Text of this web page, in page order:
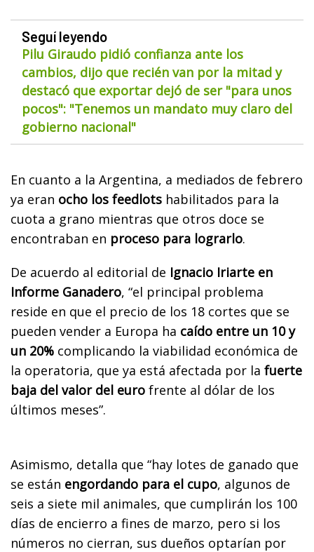
Seguí leyendo
Pilu Giraudo pidió confianza ante los
cambios, dijo que recién van por la mitad y
destacó que exportar dejó de ser "para unos
pocos": "Tenemos un mandato muy claro del
gobierno nacional"
En cuanto a la Argentina, a mediados de febrero
ya eran ocho los feedlots habilitados para la
cuota a grano mientras que otros doce se
encontraban en proceso para lograrlo.
De acuerdo al editorial de Ignacio Iriarte en
Informe Ganadero, “el principal problema
reside en que el precio de los 18 cortes que se
pueden vender a Europa ha caído entre un 10 y
un 20% complicando la viabilidad económica de
la operatoria, que ya está afectada por la fuerte
baja del valor del euro frente al dólar de los
últimos meses”.
Asimismo, detalla que “hay lotes de ganado que
se están engordando para el cupo, algunos de
seis a siete mil animales, que cumplirán los 100
días de encierro a fines de marzo, pero si los
números no cierran, sus dueños optarían por